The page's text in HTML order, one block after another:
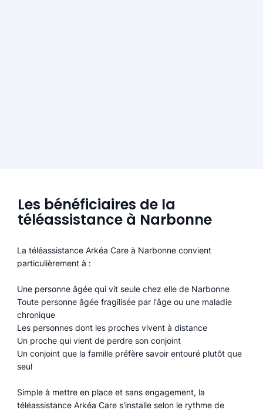
Les bénéficiaires de la
téléassistance à Narbonne
La téléassistance Arkéa Care à Narbonne convient
particulièrement à :
Une personne âgée qui vit seule chez elle de Narbonne
Toute personne âgée fragilisée par l'âge ou une maladie
chronique
Les personnes dont les proches vivent à distance
Un proche qui vient de perdre son conjoint
Un conjoint que la famille préfère savoir entouré plutôt que
seul
Simple à mettre en place et sans engagement, la
téléassistance Arkéa Care s'installe selon le rythme de